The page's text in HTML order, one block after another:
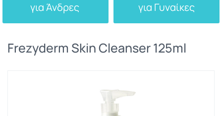
για Άνδρες
για Γυναίκες
Frezyderm Skin Cleanser 125ml